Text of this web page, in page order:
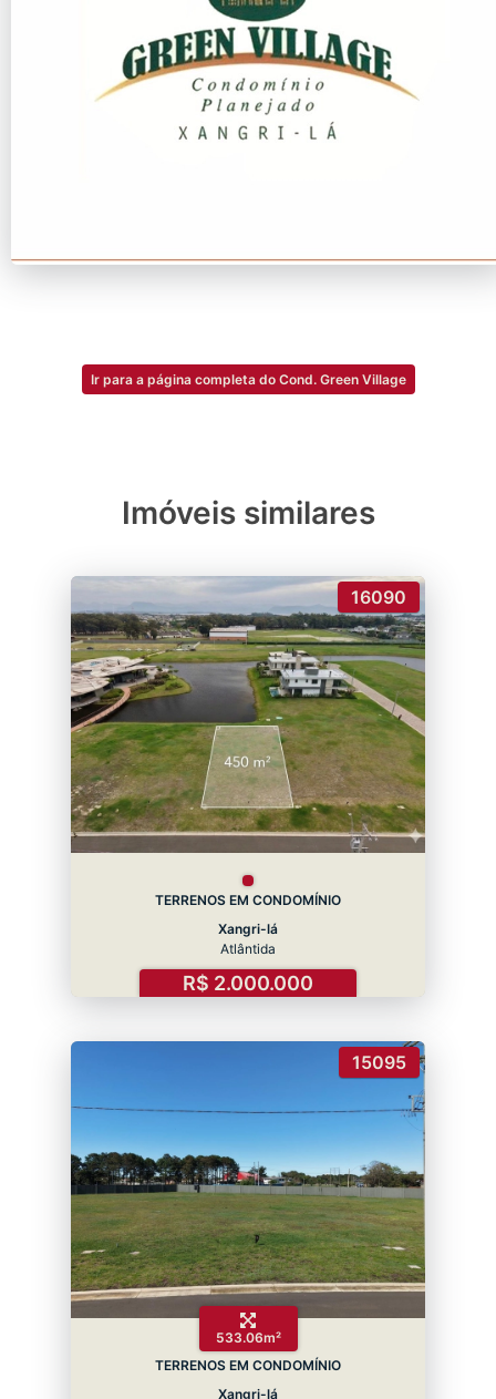
Ir para a página completa do Cond. Green Village
Imóveis similares
16090
TERRENOS EM CONDOMÍNIO
Xangri-lá
Atlântida
R$ 2.000.000
15095
533.06m²
TERRENOS EM CONDOMÍNIO
Xangri-lá